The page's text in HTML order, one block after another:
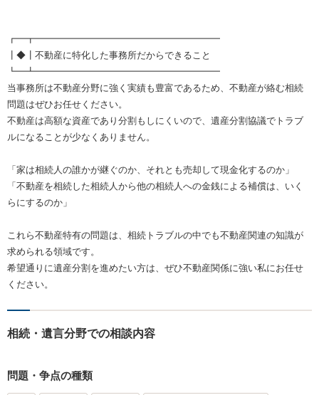
┏━┳━━━━━━━━━━━━━━━━━━━━
┃◆┃不動産に特化した事務所だからできること
┗━┻━━━━━━━━━━━━━━━━━━━━
当事務所は不動産分野に強く実績も豊富であるため、不動産が絡む相続
問題はぜひお任せください。
不動産は高額な資産であり分割もしにくいので、遺産分割協議でトラブ
ルになることが少なくありません。
「家は相続人の誰かが継ぐのか、それとも売却して現金化するのか」
「不動産を相続した相続人から他の相続人への金銭による補償は、いく
らにするのか」
これら不動産特有の問題は、相続トラブルの中でも不動産関連の知識が
求められる領域です。
希望通りに遺産分割を進めたい方は、ぜひ不動産関係に強い私にお任せ
ください。
相続・遺言分野での相談内容
問題・争点の種類